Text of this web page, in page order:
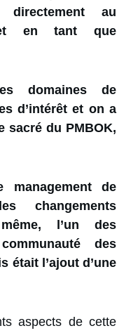
au
en tant que
domaines de
d’intérêt et on a
sacré du PMBOK,
management de
changements
l’un des
des
était l’ajout d’une
aspects de cette